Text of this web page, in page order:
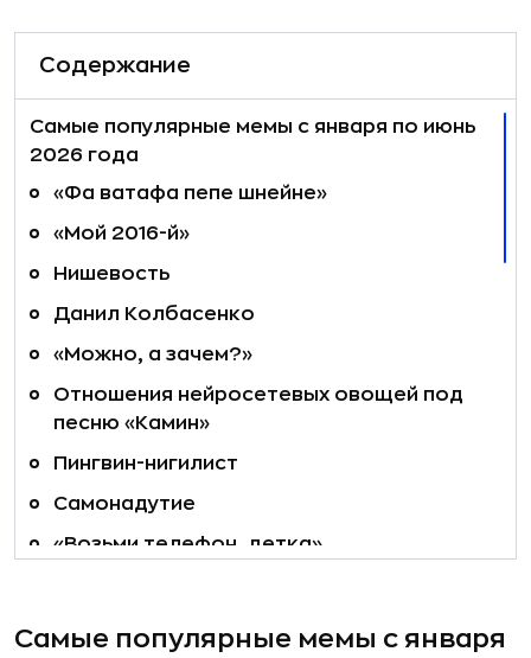
Содержание
Самые популярные мемы с января по июнь
2026 года
«Фа ватафа пепе шнейне»
«Мой 2016-й»
Нишевость
Данил Колбасенко
«Можно, а зачем?»
Отношения нейросетевых овощей под
песню «Камин»
Пингвин-нигилист
Самонадутие
«Возьми телефон, детка»
Самые популярные мемы с января